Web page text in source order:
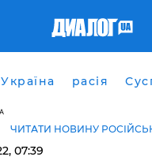
Україна расія
ЧИТАТИ НОВИНУ
07:39